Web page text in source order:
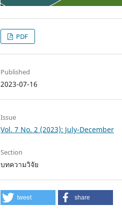
PDF
Published
2023-07-16
Issue
Vol. 7 No. 2 (2023): July-December
Section
บทความวิจัย
tweet share